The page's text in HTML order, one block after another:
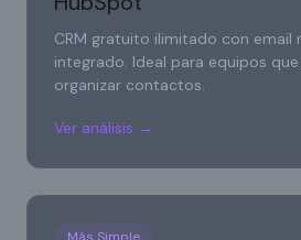
CRM gratuito ilimitado con email
integrado. Ideal para equipos
organizar contactos.
Ver análisis →